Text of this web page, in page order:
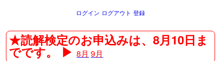
ログイン ログアウト 登録
★読解検定のお申込みは、8月10日ま
でです。 ▶8月 9月